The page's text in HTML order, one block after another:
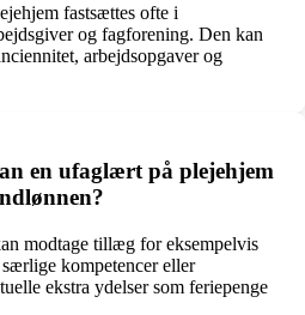
fastsættes ofte i
og fagforening. Den kan
arbejdsopgaver og
en ufaglært på plejehjem
modtage tillæg for eksempelvis
kompetencer eller
ekstra ydelser som feriepenge